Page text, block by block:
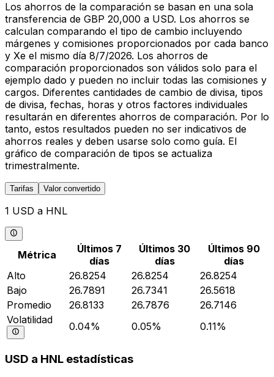
Los ahorros de la comparación se basan en una sola
transferencia de GBP 20,000 a USD. Los ahorros se
calculan comparando el tipo de cambio incluyendo
márgenes y comisiones proporcionados por cada banco
y Xe el mismo día 8/7/2026. Los ahorros de
comparación proporcionados son válidos solo para el
ejemplo dado y pueden no incluir todas las comisiones y
cargos. Diferentes cantidades de cambio de divisa, tipos
de divisa, fechas, horas y otros factores individuales
resultarán en diferentes ahorros de comparación. Por lo
tanto, estos resultados pueden no ser indicativos de
ahorros reales y deben usarse solo como guía. El
gráfico de comparación de tipos se actualiza
trimestralmente.
Tarifas Valor convertido
1 USD a HNL
Métrica
Últimos 7
días
Últimos 30
días
Últimos 90
días
Alto
26.8254 26.8254
26.8254
Bajo
26.7891 26.7341
26.5618
Promedio
26.8133 26.7876
26.7146
Volatilidad
0.04% 0.05% 0.11%
USD a HNL estadísticas